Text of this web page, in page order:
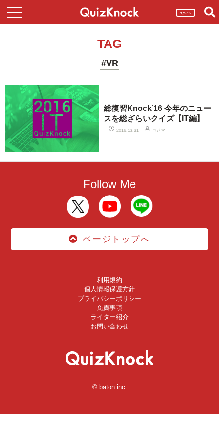
ログイン
TAG
#VR
総復習Knock’16 今年のニュー
スを総ざらいクイズ【IT編】
2016.12.31 コジマ
Follow Me
ページトップへ
利用規約
個人情報保護方針
プライバシーポリシー
免責事項
ライター紹介
お問い合わせ
© baton inc.